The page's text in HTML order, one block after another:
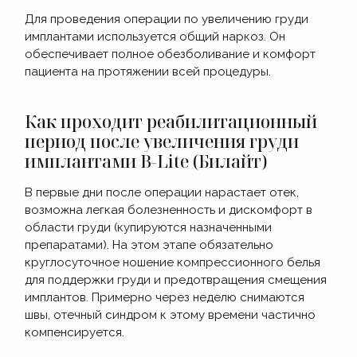
Для проведения операции по увеличению груди
имплантами используется общий наркоз. Он
обеспечивает полное обезболивание и комфорт
пациента на протяжении всей процедуры.
Как проходит реабилитационный
период после увеличения груди
имплантами B-Lite (Билайт)
В первые дни после операции нарастает отек,
возможна легкая болезненность и дискомфорт в
области груди (купируются назначенными
препаратами). На этом этапе обязательно
круглосуточное ношение компрессионного белья
для поддержки груди и предотвращения смещения
имплантов. Примерно через неделю снимаются
швы, отечный синдром к этому времени частично
компенсируется.